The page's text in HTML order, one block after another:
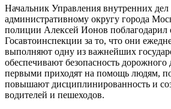
Начальник Управления внутренних
административному округу города
полиции Алексей Ионов поблагодарил
Госавтоинспекции за то, что они
выполняют одну из важнейших
обеспечивают безопасность
первыми приходят на помощь людям,
повышают дисциплинированность и
водителей и пешеходов.